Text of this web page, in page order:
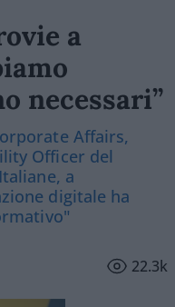
a
necessari”
Affairs,
Officer del
a
digitale ha
22.3k